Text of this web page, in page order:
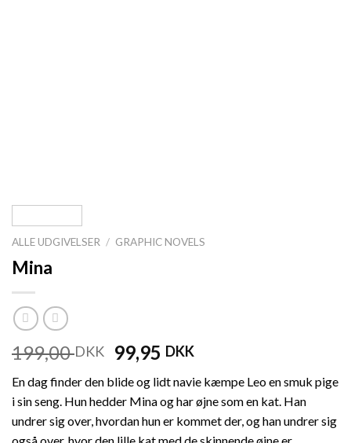
ALLE UDGIVELSER / GRAPHIC NOVELS
Mina
199,00DKK 99,95 DKK
En dag finder den blide og lidt navie kæmpe Leo en smuk pige
i sin seng. Hun hedder Mina og har øjne som en kat. Han
undrer sig over, hvordan hun er kommet der, og han undrer sig